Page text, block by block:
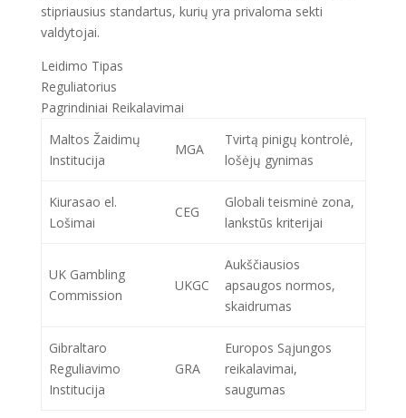
stipriausius standartus, kurių yra privaloma sekti
valdytojai.
Leidimo Tipas
Reguliatorius
Pagrindiniai Reikalavimai
Maltos Žaidimų
Institucija
MGA
Tvirtą pinigų kontrolė,
lošėjų gynimas
Kiurasao el.
Lošimai
CEG
Globali teisminė zona,
lankstūs kriterijai
UK Gambling
Commission
UKGC
Aukščiausios
apsaugos normos,
skaidrumas
Gibraltaro
Reguliavimo
Institucija
GRA
Europos Sąjungos
reikalavimai,
saugumas